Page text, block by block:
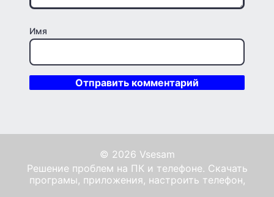
Имя
© 2026 Vsesam
Решение проблем на ПК и телефоне. Скачать
програмы, приложения, настроить телефон,